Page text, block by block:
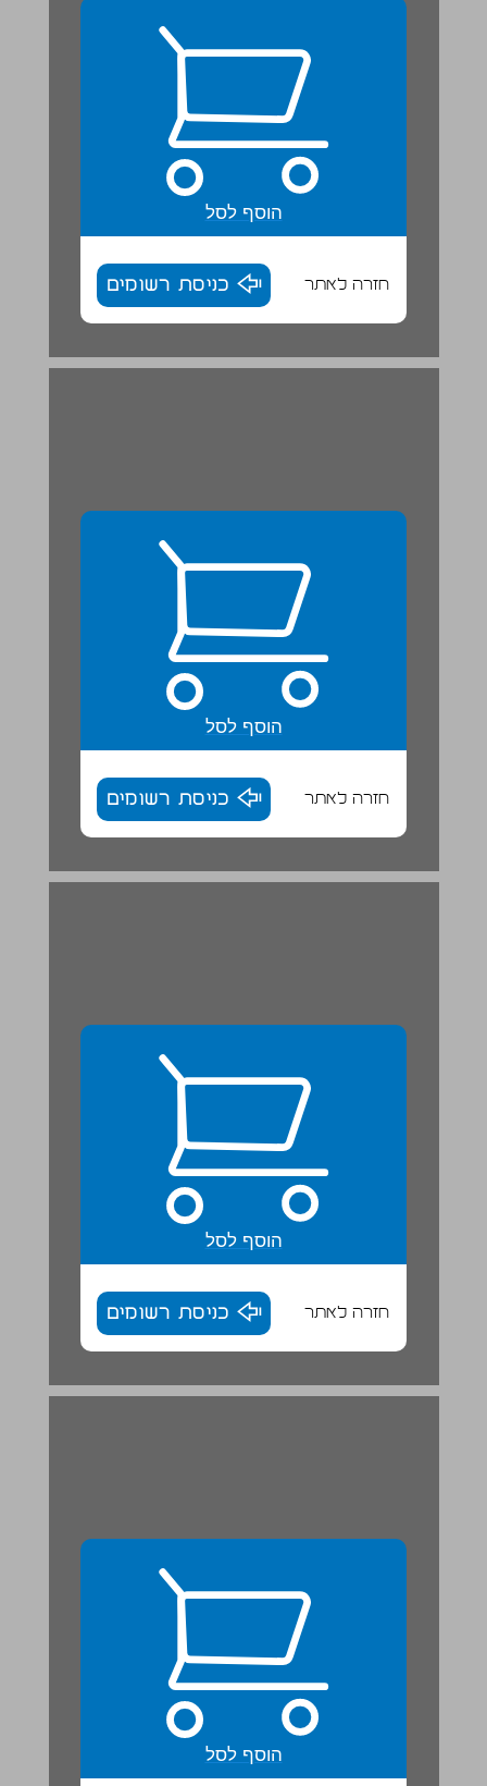
הוסף לסל
חזרה לאתר כניסת רשומים
הוסף לסל
חזרה לאתר כניסת רשומים
הוסף לסל
חזרה לאתר כניסת רשומים
הוסף לסל